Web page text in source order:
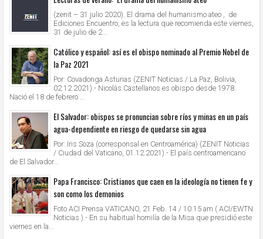
(zenit – 31 julio 2020). El drama del humanismo ateo , de
Ediciones Encuentro, es la lectura que recomienda este viernes,
31 de julio de 2...
Católico y español: así es el obispo nominado al Premio Nobel de
la Paz 2021
Por: Covadonga Asturias (ZENIT Noticias / La Paz, Bolivia,
02.12.2021).- Nicolás Castellanos es obispo desde 1978.
Nació el 18 de febrero ...
El Salvador: obispos se pronuncian sobre ríos y minas en un país
agua-dependiente en riesgo de quedarse sin agua
Por: Iris Soza (corresponsal en Centroamérica) (ZENIT Noticias
/ Ciudad del Vaticano, 01.12.2021).- El país centroamericano
de El Salvador...
Papa Francisco: Cristianos que caen en la ideología no tienen fe y
son como los demonios
Foto ACI Prensa VATICANO, 21 Feb. 14 / 10:15 am ( ACI/EWTN
Noticias ).- En su habitual homilía de la Misa que presidió este
viernes en la...